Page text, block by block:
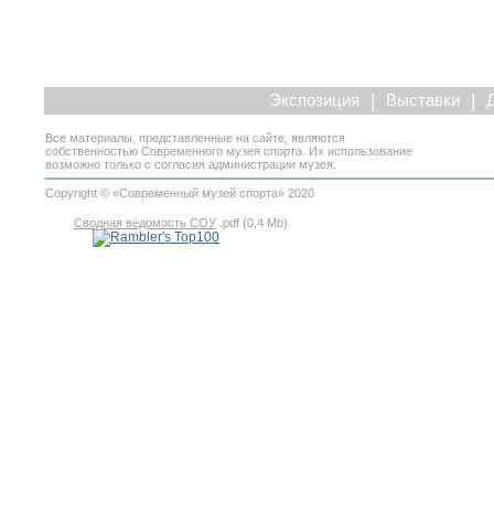
Экспозиция | Выставки |
Все материалы, представленные на сайте, являются
собственностью Современного музея спорта. Их использование
возможно только с согласия администрации музея.
Copyright © «Современный музей спорта» 2020
Сводная ведомость СОУ.pdf (0,4 Mb)